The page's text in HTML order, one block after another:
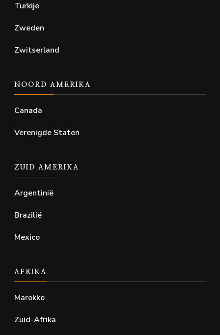
Turkije
Zweden
Zwitserland
NOORD AMERIKA
Canada
Verenigde Staten
ZUID AMERIKA
Argentinië
Brazilië
Mexico
AFRIKA
Marokko
Zuid-Afrika